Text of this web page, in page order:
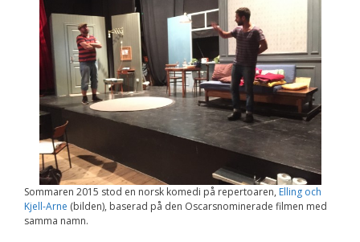
Sommaren 2015 stod en norsk komedi på repertoaren, Elling och
Kjell-Arne (bilden), baserad på den Oscarsnominerade filmen med
samma namn.
för att
hemsidan över
huvud taget
ska fungera.
Statistik
För att vi ska
kunna
förbättra
hemsidans
funktionalitet
och
uppbyggnad,
baserat på